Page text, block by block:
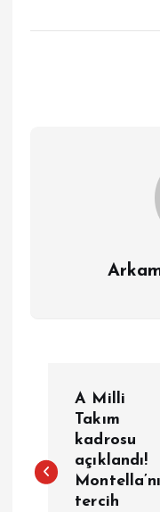
z
A Milli
Takım
kadrosu
açıklandı!
tercih